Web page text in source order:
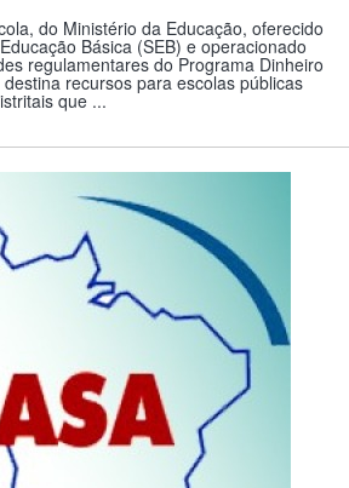
do Ministério da Educação, oferecido
Básica (SEB) e operacionado
regulamentares do Programa Dinheiro
recursos para escolas públicas
que ...